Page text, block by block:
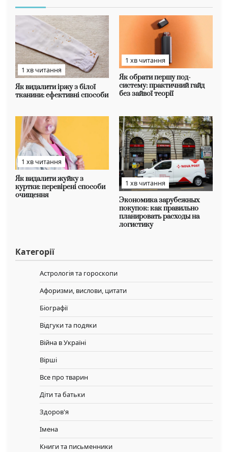
1 хв читання
Як видалити іржу з білої
тканини: ефективні способи
1 хв читання
Як обрати першу под-
систему: практичний гайд
без зайвої теорії
1 хв читання
Як видалити жуйку з
куртки: перевірені способи
очищення
1 хв читання
Экономика зарубежных
покупок: как правильно
планировать расходы на
логистику
Категорії
Астрологія та гороскопи
Афоризми, вислови, цитати
Біографії
Відгуки та подяки
Війна в Україні
Вірші
Все про тварин
Діти та батьки
Здоров'я
Імена
Книги та письменники